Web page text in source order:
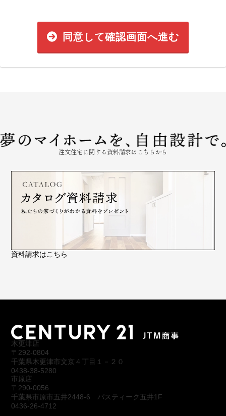
同意して確認画面へ進む
注文住宅に関する資料請求はこちらから
資料請求はこちら
木更津店
〒292-0804
千葉県木更津市文京４丁目１－２０
0438-38-5280
市原店
〒290-0056
千葉県市原市五井2448-6 パスティーク五井1F
0436-26-4712